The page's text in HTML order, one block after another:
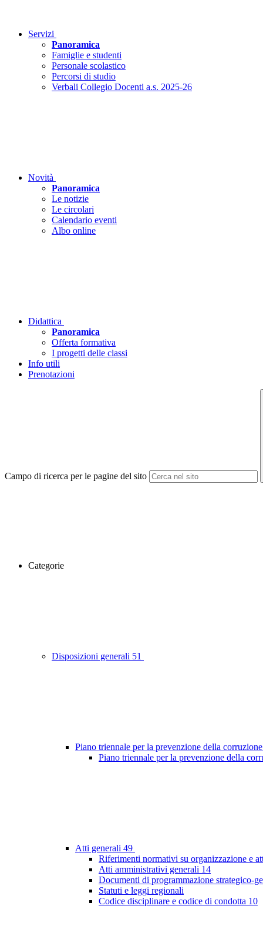
Servizi
Panoramica
Famiglie e studenti
Personale scolastico
Percorsi di studio
Verbali Collegio Docenti a.s. 2025-26
Novità
Panoramica
Le notizie
Le circolari
Calendario eventi
Albo online
Didattica
Panoramica
Offerta formativa
I progetti delle classi
Info utili
Prenotazioni
Campo di ricerca per le pagine del sito
Categorie
Disposizioni generali 51
Piano triennale per la prevenzione della
Piano triennale per la prevenzione della
Atti generali 49
Riferimenti normativi su organizzazione e
Atti amministrativi generali 14
Documenti di programmazione strategico-
Statuti e leggi regionali
Codice disciplinare e codice di condotta 10